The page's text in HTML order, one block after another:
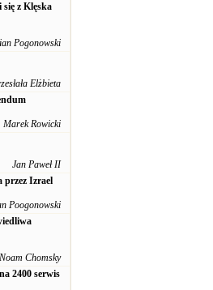
się z Klęska
Pogonowski
Elżbieta
Marek Rowicki
Jan Paweł II
przez Izrael
Poogonowski
Noam Chomsky
2400 serwis